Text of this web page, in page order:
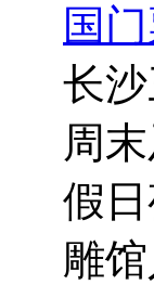
国
长
周
假
雕